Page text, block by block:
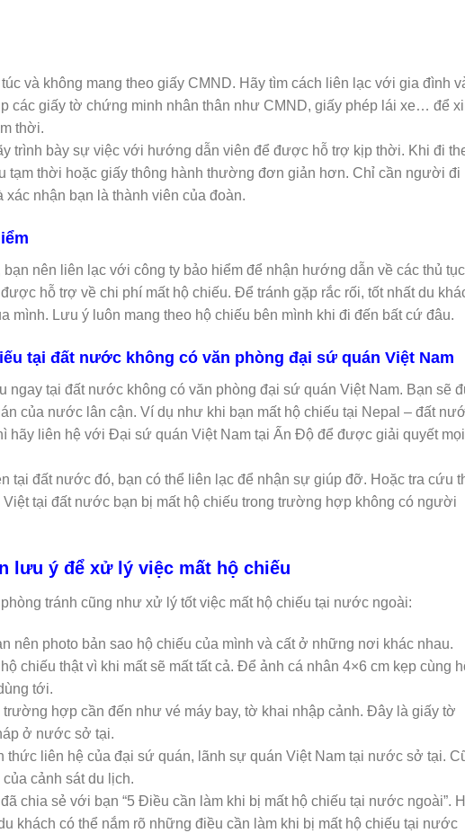
và không mang theo giấy CMND. Hãy tìm cách liên lạc với gia đình
các giấy tờ chứng minh nhân thân như CMND, giấy phép lái xe… để
thời.
trình bày sự việc với hướng dẫn viên để được hỗ trợ kịp thời. Khi đi
tạm thời hoặc giấy thông hành thường đơn giản hơn. Chỉ cần người đi
nhận bạn là thành viên của đoàn.
nên liên lạc với công ty bảo hiểm để nhận hướng dẫn về các thủ
hỗ trợ về chi phí mất hộ chiếu. Để tránh gặp rắc rối, tốt nhất du
mình. Lưu ý luôn mang theo hộ chiếu bên mình khi đi đến bất cứ đâu.
tại đất nước không có văn phòng đại sứ quán Việt Nam
ngay tại đất nước không có văn phòng đại sứ quán Việt Nam. Bạn sẽ
của nước lân cận. Ví dụ như khi bạn mất hộ chiếu tại Nepal – đất
hãy liên hệ với Đại sứ quán Việt Nam tại Ấn Độ để được giải quyết
tại đất nước đó, bạn có thể liên lạc để nhận sự giúp đỡ. Hoặc tra cứu
tại đất nước bạn bị mất hộ chiếu trong trường hợp không có người
lưu ý để xử lý việc mất hộ chiếu
tránh cũng như xử lý tốt việc mất hộ chiếu tại nước ngoài:
nên photo bản sao hộ chiếu của mình và cất ở những nơi khác nhau.
chiếu thật vì khi mất sẽ mất tất cả. Để ảnh cá nhân 4×6 cm kẹp cùng
tới.
hợp cần đến như vé máy bay, tờ khai nhập cảnh. Đây là giấy tờ
ở nước sở tại.
thức liên hệ của đại sứ quán, lãnh sự quán Việt Nam tại nước sở tại.
cảnh sát du lịch.
đã chia sẻ với bạn “5 Điều cần làm khi bị mất hộ chiếu tại nước ngoài”.
khách có thể nắm rõ những điều cần làm khi bị mất hộ chiếu tại nước